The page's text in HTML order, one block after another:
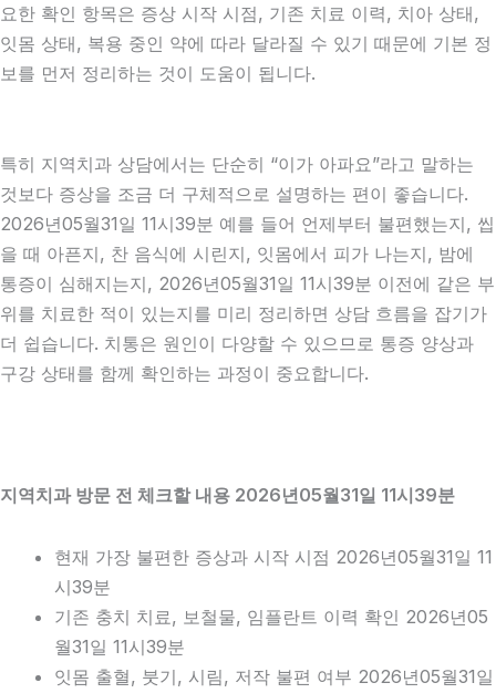
요한 확인 항목은 증상 시작 시점, 기존 치료 이력, 치아 상태,
잇몸 상태, 복용 중인 약에 따라 달라질 수 있기 때문에 기본 정
보를 먼저 정리하는 것이 도움이 됩니다.
특히 지역치과 상담에서는 단순히 “이가 아파요”라고 말하는
것보다 증상을 조금 더 구체적으로 설명하는 편이 좋습니다.
2026년05월31일 11시39분 예를 들어 언제부터 불편했는지, 씹
을 때 아픈지, 찬 음식에 시린지, 잇몸에서 피가 나는지, 밤에
통증이 심해지는지, 2026년05월31일 11시39분 이전에 같은 부
위를 치료한 적이 있는지를 미리 정리하면 상담 흐름을 잡기가
더 쉽습니다. 치통은 원인이 다양할 수 있으므로 통증 양상과
구강 상태를 함께 확인하는 과정이 중요합니다.
지역치과 방문 전 체크할 내용 2026년05월31일 11시39분
현재 가장 불편한 증상과 시작 시점 2026년05월31일 11
시39분
기존 충치 치료, 보철물, 임플란트 이력 확인 2026년05
월31일 11시39분
잇몸 출혈, 붓기, 시림, 저작 불편 여부 2026년05월31일